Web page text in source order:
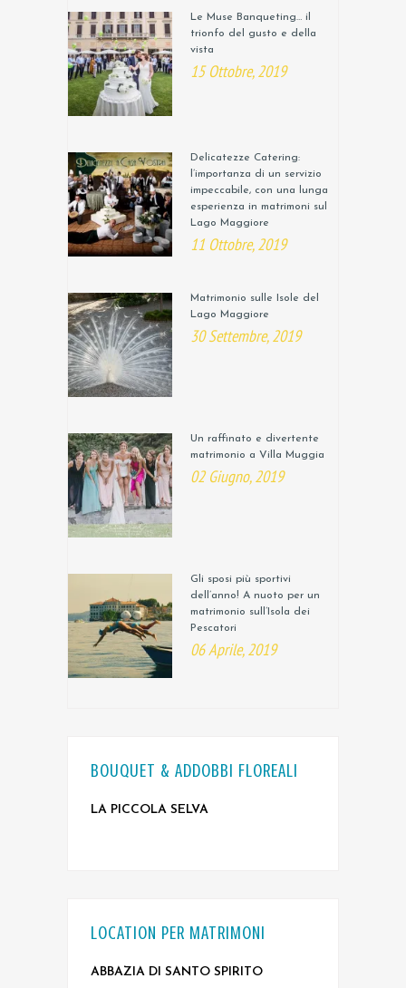
Le Muse Banqueting… il
trionfo del gusto e della
vista
15 Ottobre, 2019
Delicatezze Catering:
l’importanza di un servizio
impeccabile, con una lunga
esperienza in matrimoni sul
Lago Maggiore
11 Ottobre, 2019
Matrimonio sulle Isole del
Lago Maggiore
30 Settembre, 2019
Un raffinato e divertente
matrimonio a Villa Muggia
02 Giugno, 2019
Gli sposi più sportivi
dell’anno! A nuoto per un
matrimonio sull’Isola dei
Pescatori
06 Aprile, 2019
BOUQUET & ADDOBBI FLOREALI
LA PICCOLA SELVA
LOCATION PER MATRIMONI
ABBAZIA DI SANTO SPIRITO